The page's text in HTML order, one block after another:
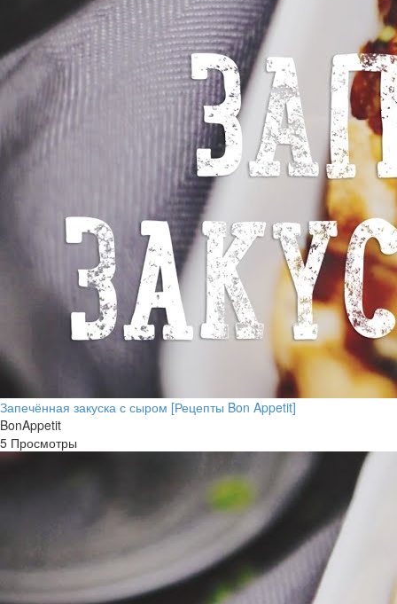
Запечённая закуска с сыром [Рецепты Bon Appetit]
BonAppetit
5 Просмотры